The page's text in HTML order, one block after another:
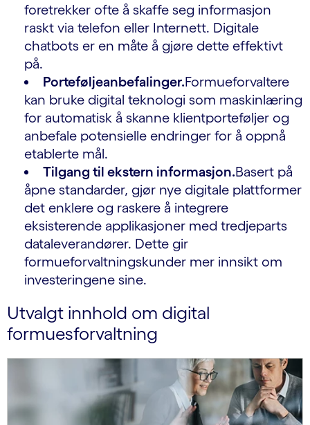
foretrekker ofte å skaffe seg informasjon
raskt via telefon eller Internett. Digitale
chatbots er en måte å gjøre dette effektivt
på.
Porteføljeanbefalinger.Formueforvaltere
kan bruke digital teknologi som maskinlæring
for automatisk å skanne klientporteføljer og
anbefale potensielle endringer for å oppnå
etablerte mål.
Tilgang til ekstern informasjon.Basert på
åpne standarder, gjør nye digitale plattformer
det enklere og raskere å integrere
eksisterende applikasjoner med tredjeparts
dataleverandører. Dette gir
formueforvaltningskunder mer innsikt om
investeringene sine.
Utvalgt innhold om digital
formuesforvaltning